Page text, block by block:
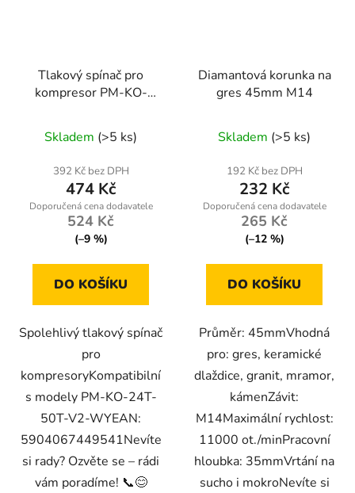
Tlakový spínač pro
kompresor PM-KO-
Skladem (>5 ks)
392 Kč bez DPH
474 Kč
524 Kč
(–9 %)
DO KOŠÍKU
Spolehlivý tlakový spínač
pro
kompresoryKompatibilní
s modely PM-KO-24T-
50T-V2-WYEAN:
5904067449541Nevíte
si rady? Ozvěte se – rádi
vám poradíme! 📞😊
Diamantová korunka na
gres 45mm M14
Skladem (>5 ks)
192 Kč bez DPH
232 Kč
265 Kč
(–12 %)
DO KOŠÍKU
Průměr: 45mmVhodná
pro: gres, keramické
dlaždice, granit, mramor,
kámenZávit:
M14Maximální rychlost:
11000 ot./minPracovní
hloubka: 35mmVrtání na
sucho i mokroNevíte si